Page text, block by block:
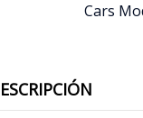
Cars